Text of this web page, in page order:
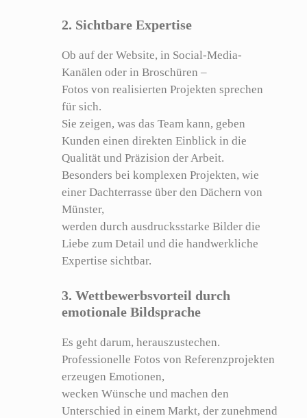
2. Sichtbare Expertise
Ob auf der Website, in Social-Media-
Kanälen oder in Broschüren –
Fotos von realisierten Projekten sprechen
für sich.
Sie zeigen, was das Team kann, geben
Kunden einen direkten Einblick in die
Qualität und Präzision der Arbeit.
Besonders bei komplexen Projekten, wie
einer Dachterrasse über den Dächern von
Münster,
werden durch ausdrucksstarke Bilder die
Liebe zum Detail und die handwerkliche
Expertise sichtbar.
3. Wettbewerbsvorteil durch
emotionale Bildsprache
Es geht darum, herauszustechen.
Professionelle Fotos von Referenzprojekten
erzeugen Emotionen,
wecken Wünsche und machen den
Unterschied in einem Markt, der zunehmend